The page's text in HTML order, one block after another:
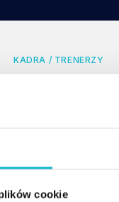
cookie
KADRA / TRENERZY
Absolwent MBA
firmie z branży